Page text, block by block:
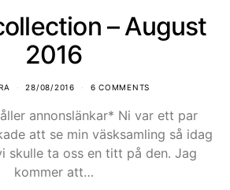
– August
2016
28/08/2016 6 COMMENTS
annonslänkar* Ni var ett par
att se min väsksamling så idag
skulle ta oss en titt på den. Jag
kommer att…